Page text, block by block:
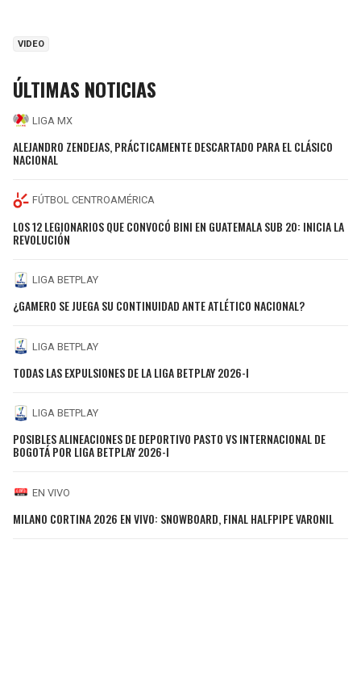
VIDEO
ÚLTIMAS NOTICIAS
LIGA MX
ALEJANDRO ZENDEJAS, PRÁCTICAMENTE DESCARTADO PARA EL CLÁSICO
NACIONAL
FÚTBOL CENTROAMÉRICA
LOS 12 LEGIONARIOS QUE CONVOCÓ BINI EN GUATEMALA SUB 20: INICIA LA
REVOLUCIÓN
LIGA BETPLAY
¿GAMERO SE JUEGA SU CONTINUIDAD ANTE ATLÉTICO NACIONAL?
LIGA BETPLAY
TODAS LAS EXPULSIONES DE LA LIGA BETPLAY 2026-I
LIGA BETPLAY
POSIBLES ALINEACIONES DE DEPORTIVO PASTO VS INTERNACIONAL DE
BOGOTÁ POR LIGA BETPLAY 2026-I
EN VIVO
MILANO CORTINA 2026 EN VIVO: SNOWBOARD, FINAL HALFPIPE VARONIL